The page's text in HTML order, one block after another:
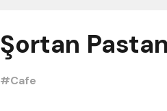
Şortan
#Cafe